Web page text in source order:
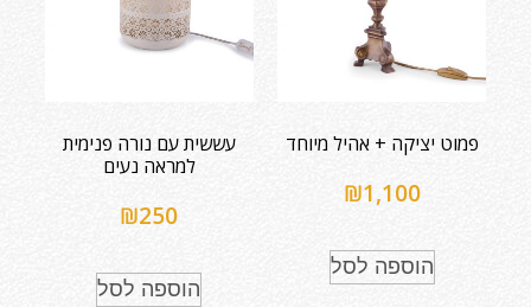
פמוט יציקה + אהיל מיוחד
₪1,100
הוספה לסל
עששית עם נורה פנימית
למראה נעים
₪250
הוספה לסל